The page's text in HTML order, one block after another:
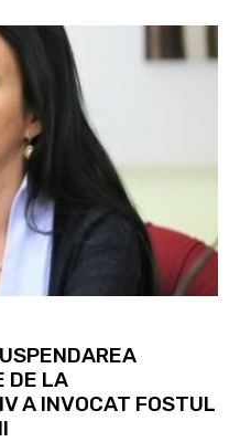
DE LA
A INVOCAT FOSTUL